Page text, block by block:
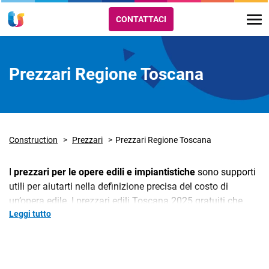
CONTATTACI
Prezzari Regione Toscana
Construction Prezzari Prezzari Regione Toscana
I prezzari per le opere edili e impiantistiche sono supporti
utili per aiutarti nella definizione precisa del costo di
un’opera edile. I prezzari edili Toscana 2025 gratuiti che
trovi su TeamSystem Cantieri sono frutto di un
Leggi tutto